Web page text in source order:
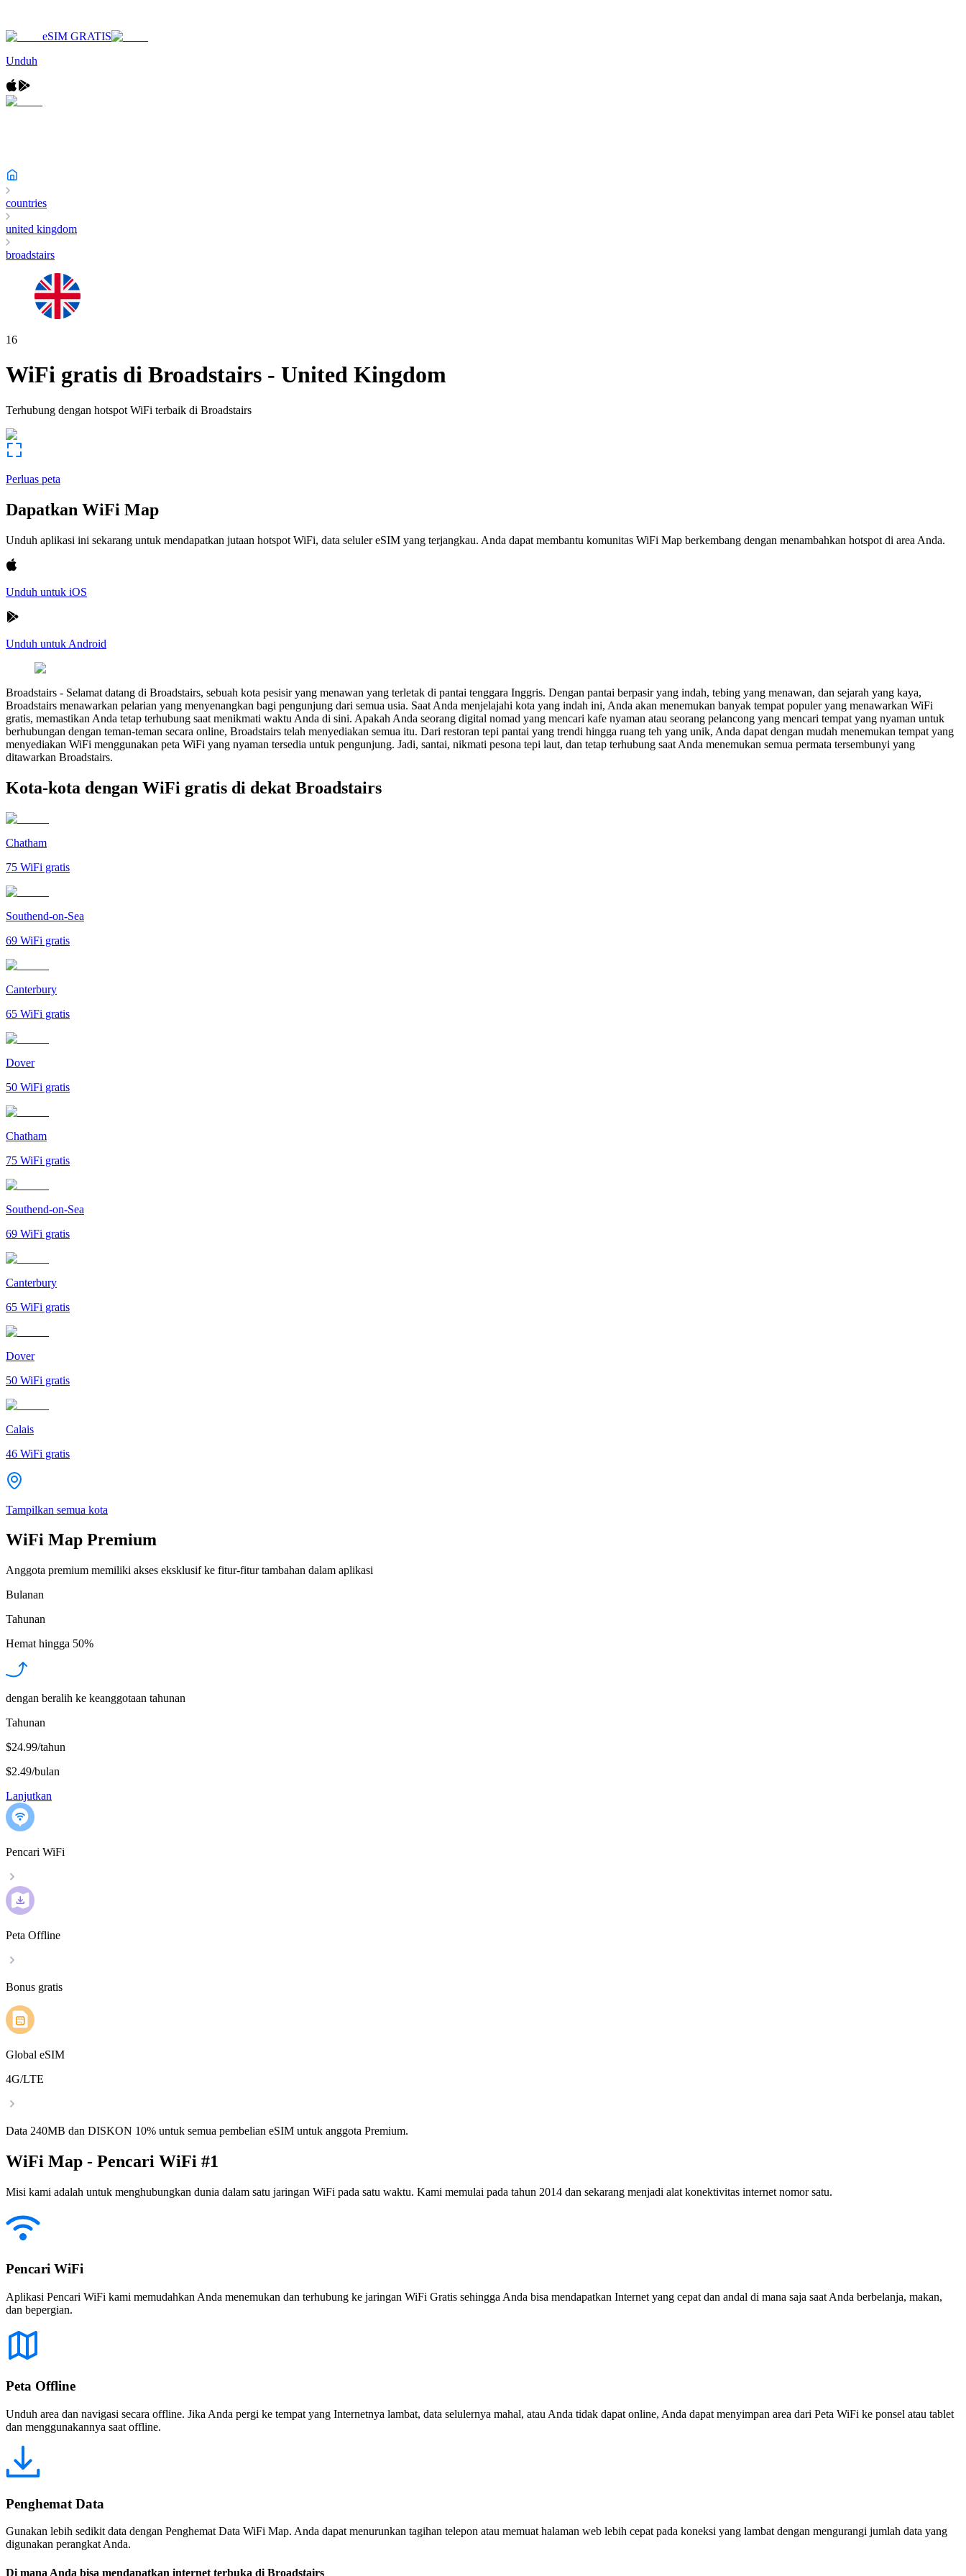
eSIM GRATIS
Unduh
countries
united kingdom
broadstairs
16
WiFi gratis di Broadstairs - United Kingdom
Terhubung dengan hotspot WiFi terbaik di Broadstairs
Perluas peta
Dapatkan WiFi Map
Unduh aplikasi ini sekarang untuk mendapatkan jutaan hotspot WiFi, data seluler eSIM yang terjangkau. Anda dapat membantu komunitas WiFi Map berkembang dengan menambahkan hotspot di area Anda.
Unduh untuk iOS
Unduh untuk Android
Broadstairs - Selamat datang di Broadstairs, sebuah kota pesisir yang menawan yang terletak di pantai tenggara Inggris. Dengan pantai berpasir yang indah, tebing yang menawan, dan sejarah yang kaya,
Broadstairs menawarkan pelarian yang menyenangkan bagi pengunjung dari semua usia. Saat Anda menjelajahi kota yang indah ini, Anda akan menemukan banyak tempat populer yang menawarkan WiFi
gratis, memastikan Anda tetap terhubung saat menikmati waktu Anda di sini. Apakah Anda seorang digital nomad yang mencari kafe nyaman atau seorang pelancong yang mencari tempat yang nyaman untuk
berhubungan dengan teman-teman secara online, Broadstairs telah menyediakan semua itu. Dari restoran tepi pantai yang trendi hingga ruang teh yang unik, Anda dapat dengan mudah menemukan tempat yang
menyediakan WiFi menggunakan peta WiFi yang nyaman tersedia untuk pengunjung. Jadi, santai, nikmati pesona tepi laut, dan tetap terhubung saat Anda menemukan semua permata tersembunyi yang
ditawarkan Broadstairs.
Kota-kota dengan WiFi gratis di dekat Broadstairs
Chatham
75 WiFi gratis
Southend-on-Sea
69 WiFi gratis
Canterbury
65 WiFi gratis
Dover
50 WiFi gratis
Chatham
75 WiFi gratis
Southend-on-Sea
69 WiFi gratis
Canterbury
65 WiFi gratis
Dover
50 WiFi gratis
Calais
46 WiFi gratis
Tampilkan semua kota
WiFi Map Premium
Anggota premium memiliki akses eksklusif ke fitur-fitur tambahan dalam aplikasi
Bulanan
Tahunan
Hemat hingga 50%
dengan beralih ke keanggotaan tahunan
Tahunan
$24.99/tahun
$2.49/bulan
Lanjutkan
Pencari WiFi
Peta Offline
Bonus gratis
Global eSIM
4G/LTE
Data 240MB dan DISKON 10% untuk semua pembelian eSIM untuk anggota Premium.
WiFi Map - Pencari WiFi #1
Misi kami adalah untuk menghubungkan dunia dalam satu jaringan WiFi pada satu waktu. Kami memulai pada tahun 2014 dan sekarang menjadi alat konektivitas internet nomor satu.
Pencari WiFi
Aplikasi Pencari WiFi kami memudahkan Anda menemukan dan terhubung ke jaringan WiFi Gratis sehingga Anda bisa mendapatkan Internet yang cepat dan andal di mana saja saat Anda berbelanja, makan,
dan bepergian.
Peta Offline
Unduh area dan navigasi secara offline. Jika Anda pergi ke tempat yang Internetnya lambat, data selulernya mahal, atau Anda tidak dapat online, Anda dapat menyimpan area dari Peta WiFi ke ponsel atau tablet
dan menggunakannya saat offline.
Penghemat Data
Gunakan lebih sedikit data dengan Penghemat Data WiFi Map. Anda dapat menurunkan tagihan telepon atau memuat halaman web lebih cepat pada koneksi yang lambat dengan mengurangi jumlah data yang
digunakan perangkat Anda.
Di mana Anda bisa mendapatkan internet terbuka di Broadstairs